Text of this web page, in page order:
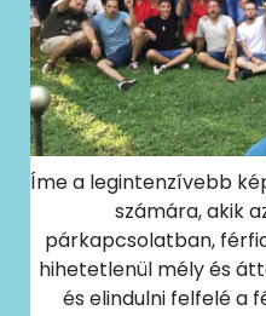
Íme a legintenzívebb
számára, akik
párkapcsolatban,
hihetetlenül mély és
és elindulni felfelé a